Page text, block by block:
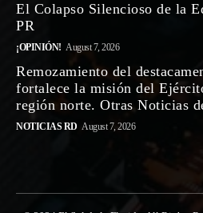
El Colapso Silencioso de la
PR
¡OPINIÓN! August 7, 2026
Remozamiento del
fortalece la misión del
región norte. Otras Noticias
NOTICIAS RD August 7, 2026